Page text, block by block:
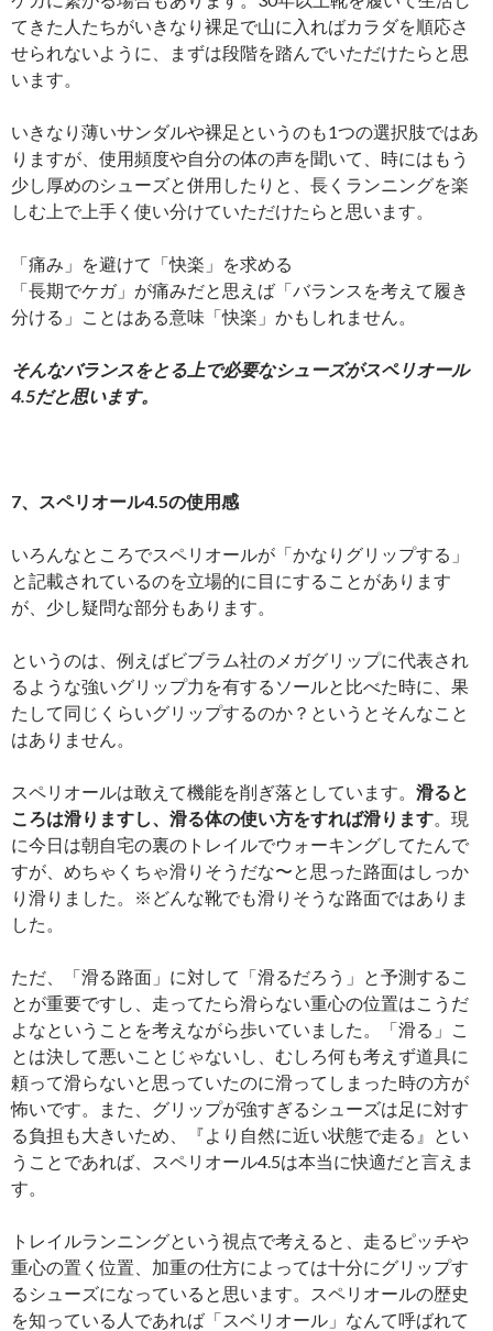
てきた人たちがいきなり裸足で山に入ればカラダを順応さ
せられないように、まずは段階を踏んでいただけたらと思
います。
いきなり薄いサンダルや裸足というのも1つの選択肢ではあ
りますが、使用頻度や自分の体の声を聞いて、時にはもう
少し厚めのシューズと併用したりと、長くランニングを楽
しむ上で上手く使い分けていただけたらと思います。
「痛み」を避けて「快楽」を求める
「長期でケガ」が痛みだと思えば「バランスを考えて履き
分ける」ことはある意味「快楽」かもしれません。
そんなバランスをとる上で必要なシューズがスペリオール
4.5だと思います。
7、スペリオール4.5の使用感
いろんなところでスペリオールが「かなりグリップする」
と記載されているのを立場的に目にすることがあります
が、少し疑問な部分もあります。
というのは、例えばビブラム社のメガグリップに代表され
るような強いグリップ力を有するソールと比べた時に、果
たして同じくらいグリップするのか？というとそんなこと
はありません。
スペリオールは敢えて機能を削ぎ落としています。 滑ると
ころは滑りますし、滑る体の使い方をすれば滑ります。現
に今日は朝自宅の裏のトレイルでウォーキングしてたんで
すが、めちゃくちゃ滑りそうだな〜と思った路面はしっか
り滑りました。※どんな靴でも滑りそうな路面ではありま
した。
ただ、「滑る路面」に対して「滑るだろう」と予測するこ
とが重要ですし、走ってたら滑らない重心の位置はこうだ
よなということを考えながら歩いていました。「滑る」こ
とは決して悪いことじゃないし、むしろ何も考えず道具に
頼って滑らないと思っていたのに滑ってしまった時の方が
怖いです。また、グリップが強すぎるシューズは足に対す
る負担も大きいため、『より自然に近い状態で走る』とい
うことであれば、スペリオール4.5は本当に快適だと言えま
す。
トレイルランニングという視点で考えると、走るピッチや
重心の置く位置、加重の仕方によっては十分にグリップす
るシューズになっていると思います。スペリオールの歴史
を知っている人であれば「スベリオール」なんて呼ばれて